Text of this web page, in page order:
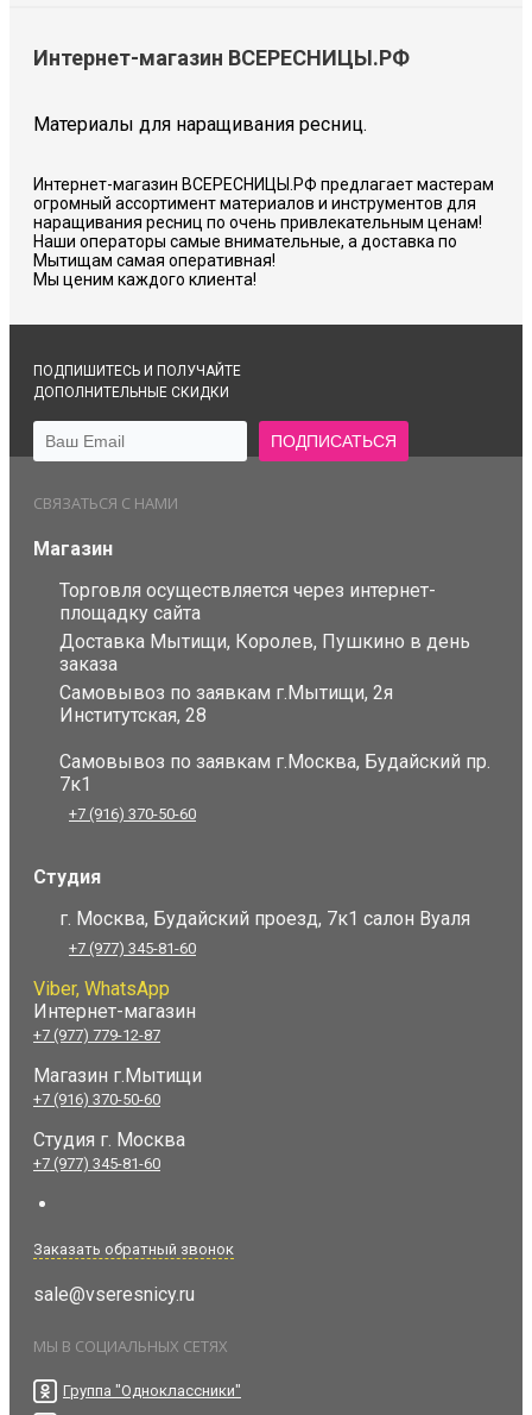
Интернет-магазин ВСЕРЕСНИЦЫ.РФ
Материалы для наращивания ресниц.
Интернет-магазин ВСЕРЕСНИЦЫ.РФ предлагает мастерам
огромный ассортимент материалов и инструментов для
наращивания ресниц по очень привлекательным ценам!
Наши операторы самые внимательные, а доставка по
Мытищам самая оперативная!
Мы ценим каждого клиента!
ПОДПИШИТЕСЬ И ПОЛУЧАЙТЕ
ДОПОЛНИТЕЛЬНЫЕ СКИДКИ
СВЯЗАТЬСЯ С НАМИ
Магазин
Торговля осуществляется через интернет-
площадку сайта
Доставка Мытищи, Королев, Пушкино в день
заказа
Самовывоз по заявкам г.Мытищи, 2я
Институтская, 28
Самовывоз по заявкам г.Москва, Будайский пр.
7к1
+7 (916) 370-50-60
Студия
г. Москва, Будайский проезд, 7к1 салон Вуаля
+7 (977) 345-81-60
Viber, WhatsApp
Интернет-магазин
+7 (977) 779-12-87
Магазин г.Мытищи
+7 (916) 370-50-60
Студия г. Москва
+7 (977) 345-81-60
Заказать обратный звонок
sale@vseresnicy.ru
МЫ В СОЦИАЛЬНЫХ СЕТЯХ
Группа "Одноклассники"